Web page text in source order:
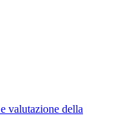
valutazione della